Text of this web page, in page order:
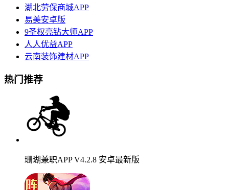
湖北劳保商城APP
易美安卓版
9圣权亮钻大师APP
人人优益APP
云南装饰建材APP
热门推荐
珊瑚兼职APP V4.2.8 安卓最新版